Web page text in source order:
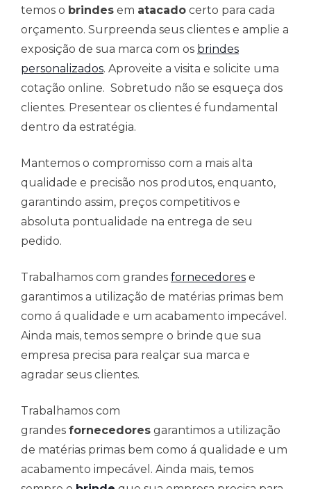
temos o brindes em atacado certo para cada
orçamento. Surpreenda seus clientes e amplie a
exposição de sua marca com os brindes
personalizados. Aproveite a visita e solicite uma
cotação online. Sobretudo não se esqueça dos
clientes. Presentear os clientes é fundamental
dentro da estratégia.
Mantemos o compromisso com a mais alta
qualidade e precisão nos produtos, enquanto,
garantindo assim, preços competitivos e
absoluta pontualidade na entrega de seu
pedido.
Trabalhamos com grandes fornecedores e
garantimos a utilização de matérias primas bem
como á qualidade e um acabamento impecável.
Ainda mais, temos sempre o brinde que sua
empresa precisa para realçar sua marca e
agradar seus clientes.
Trabalhamos com
grandes fornecedores garantimos a utilização
de matérias primas bem como á qualidade e um
acabamento impecável. Ainda mais, temos